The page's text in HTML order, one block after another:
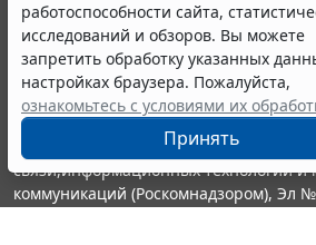
работоспособности сайта,
исследований и обзоров. Вы можете
запретить обработку указанных
настройках браузера. Пожалуйста,
ознакомьтесь с условиями их
Принять
© ООО "НПП "ГАРАНТ-СЕРВИС", 2026.
выпускается с 1990 года. Компания
являются участниками Российской
информации ГАРАНТ.
Портал ГАРАНТ.РУ зарегистрирован в
издания Федеральной службой по
связи,информационных технологий и
коммуникаций (Роскомнадзором), Эл